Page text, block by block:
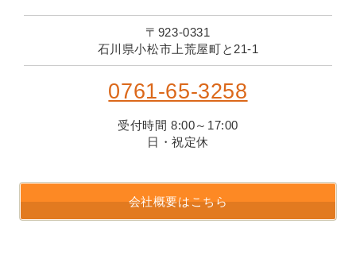
〒923-0331
石川県小松市上荒屋町と21-1
0761-65-3258
受付時間 8:00～17:00
日・祝定休
会社概要はこちら